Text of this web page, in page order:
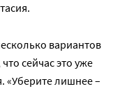
вариантов
сейчас это уже
«Уберите лишнее –